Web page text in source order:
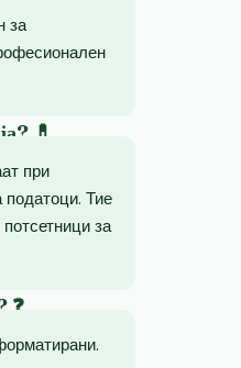
за
💊
при
податоци. Тие
за
❓